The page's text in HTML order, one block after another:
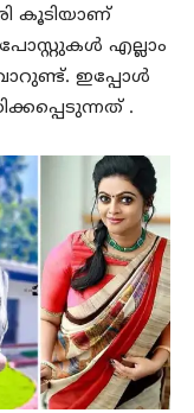
കൂടിയാണ്
എല്ലാം
ഇപ്പോള്‍
.